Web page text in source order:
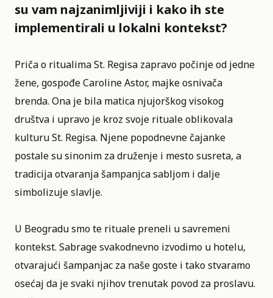
su vam najzanimljiviji i kako ih ste
implementirali u lokalni kontekst?
Priča o ritualima St. Regisa zapravo počinje od jedne
žene, gospođe Caroline Astor, majke osnivača
brenda. Ona je bila matica njujorškog visokog
društva i upravo je kroz svoje rituale oblikovala
kulturu St. Regisa. Njene popodnevne čajanke
postale su sinonim za druženje i mesto susreta, a
tradicija otvaranja šampanjca sabljom i dalje
simbolizuje slavlje.
U Beogradu smo te rituale preneli u savremeni
kontekst. Sabrage svakodnevno izvodimo u hotelu,
otvarajući šampanjac za naše goste i tako stvaramo
osećaj da je svaki njihov trenutak povod za proslavu.